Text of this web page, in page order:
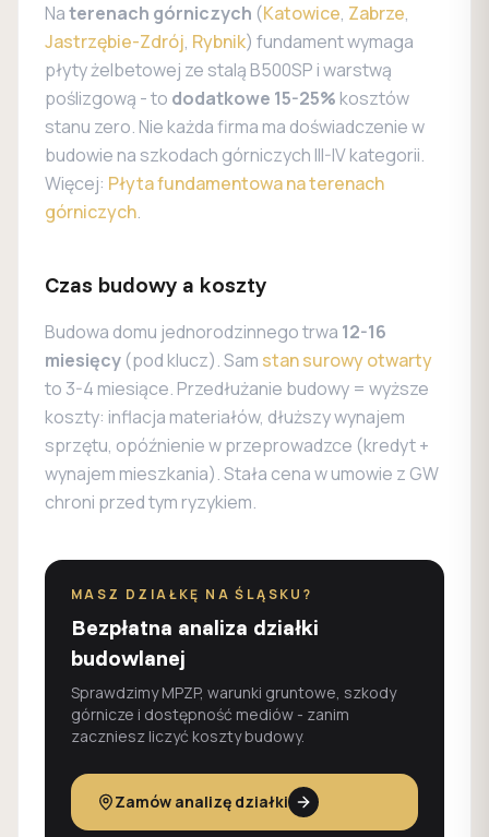
Naterenach górniczych (Katowice, Zabrze,
Jastrzębie-Zdrój, Rybnik) fundament wymaga
płyty żelbetowej ze stalą B500SP i warstwą
poślizgową - to dodatkowe 15-25% kosztów
stanu zero. Nie każda firma ma doświadczenie w
budowie na szkodach górniczych III-IV kategorii.
Więcej: Płyta fundamentowa na terenach
górniczych.
Czas budowy a koszty
Budowa domu jednorodzinnego trwa 12-16
miesięcy (pod klucz). Sam stan surowy otwarty
to 3-4 miesiące. Przedłużanie budowy = wyższe
koszty: inflacja materiałów, dłuższy wynajem
sprzętu, opóźnienie w przeprowadzce (kredyt +
wynajem mieszkania). Stała cena w umowie z GW
chroni przed tym ryzykiem.
MASZ DZIAŁKĘ NA ŚLĄSKU?
Bezpłatna analiza działki
budowlanej
Sprawdzimy MPZP, warunki gruntowe, szkody
górnicze i dostępność mediów - zanim
zaczniesz liczyć koszty budowy.
Zamów analizę działki